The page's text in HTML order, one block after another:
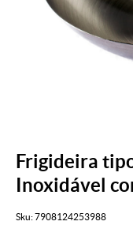
Frigideira
Inoxidável
Sku:7908124253988